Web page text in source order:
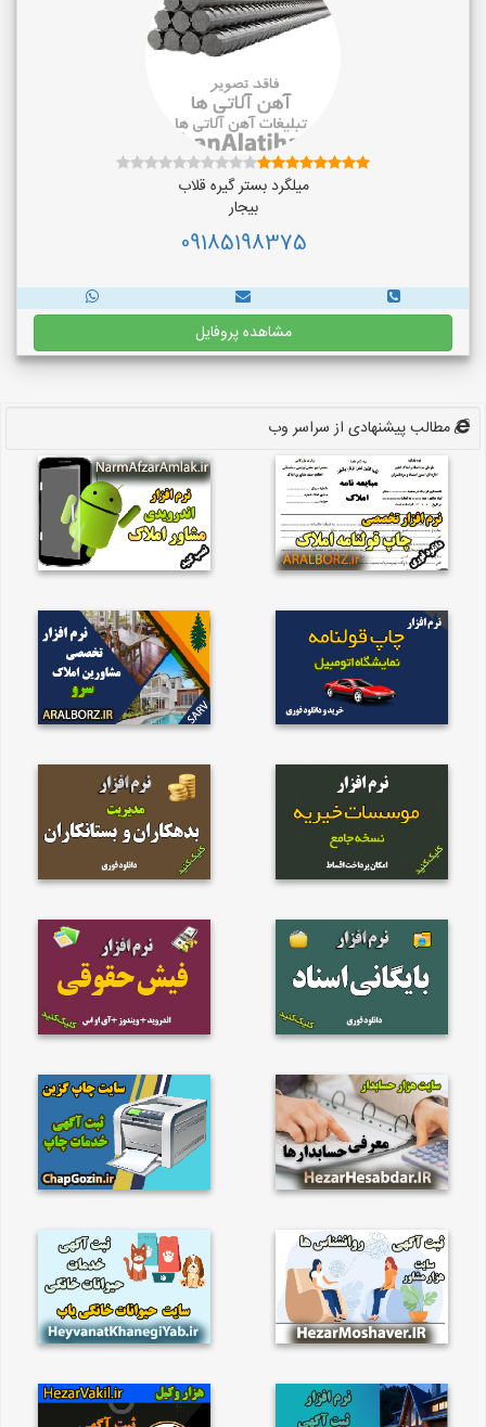
میلگرد بستر گیره قلاب
بیجار
09185198375
مشاهده پروفایل
مطالب پیشنهادی از سراسر وب